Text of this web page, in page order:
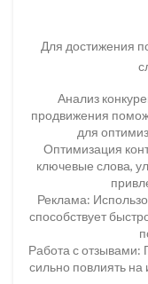
Для достижения
Анализ
продвижения
для
Оптимизация
ключевые слова,
Реклама:
способствует
Работа с отзывами:
сильно повлиять